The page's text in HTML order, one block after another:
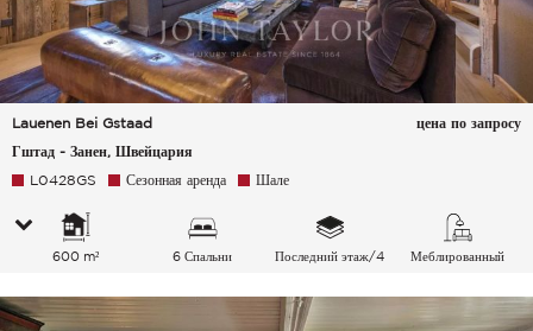
Lauenen Bei Gstaad
Гштад - Занен, Швейцария
цена по запросу
L0428GS Сезонная аренда Шале
600 m² 6 Спальни Последний этаж/4 Меблированный